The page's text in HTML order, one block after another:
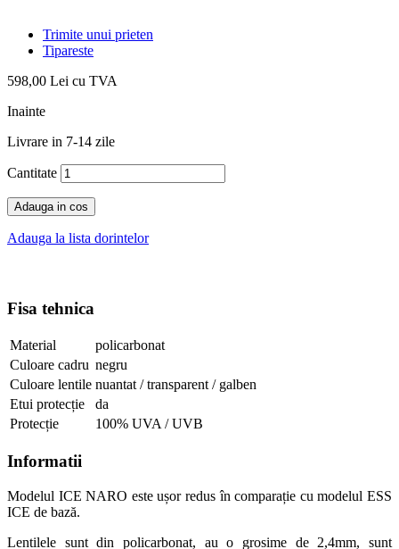
Trimite unui prieten
Tipareste
598,00 Lei cu TVA
Inainte
Livrare in 7-14 zile
Cantitate
Adauga in cos
Adauga la lista dorintelor
Fisa tehnica
Material
policarbonat
Culoare cadru negru
Culoare lentile nuantat / transparent / galben
Etui protecție
da
Protecție
100% UVA / UVB
Informatii
Modelul ICE NARO esteușor redus în comparație cu modelul ESS
ICE de bază.
Lentilele sunt din policarbonat, au o grosime de 2,4mm, sunt